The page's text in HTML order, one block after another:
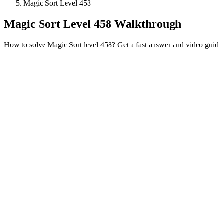
Magic Sort Level 458
Magic Sort Level 458 Walkthrough
How to solve Magic Sort level 458? Get a fast answer and video